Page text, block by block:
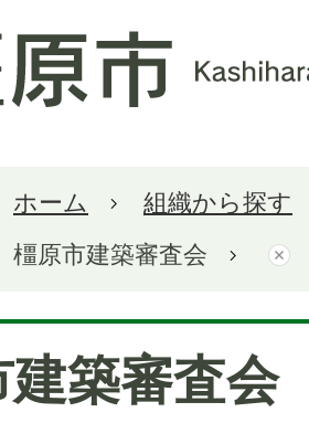
ホーム
組織から探す
橿原市建築審査会
築審査会